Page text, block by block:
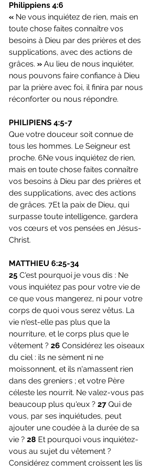
Philippiens 4:6
« Ne vous inquiétez de rien, mais en
toute chose faites connaître vos
besoins à Dieu par des prières et des
supplications, avec des actions de
grâces. » Au lieu de nous inquiéter,
nous pouvons faire confiance à Dieu
par la prière avec foi, il finira par nous
réconforter ou nous répondre.
PHILIPIENS 4:5-7
Que votre douceur soit connue de
tous les hommes. Le Seigneur est
proche. 6Ne vous inquiétez de rien,
mais en toute chose faites connaître
vos besoins à Dieu par des prières et
des supplications, avec des actions
de grâces. 7Et la paix de Dieu, qui
surpasse toute intelligence, gardera
vos cœurs et vos pensées en Jésus-
Christ.
MATTHIEU 6:25-34
25 C'est pourquoi je vous dis : Ne
vous inquiétez pas pour votre vie de
ce que vous mangerez, ni pour votre
corps de quoi vous serez vêtus. La
vie n'est-elle pas plus que la
nourriture, et le corps plus que le
vêtement ? 26 Considérez les oiseaux
du ciel : ils ne sèment ni ne
moissonnent, et ils n'amassent rien
dans des greniers ; et votre Père
céleste les nourrit. Ne valez-vous pas
beaucoup plus qu'eux ? 27 Qui de
vous, par ses inquiétudes, peut
ajouter une coudée à la durée de sa
vie ? 28 Et pourquoi vous inquiétez-
vous au sujet du vêtement ?
Considérez comment croissent les lis